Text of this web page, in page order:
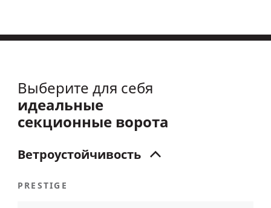
Выберите для себя
идеальные
секционные ворота
Ветроустойчивость
PRESTIGE